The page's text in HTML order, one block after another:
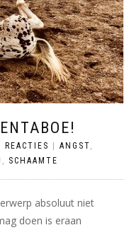
REACTIES | ANGST
SCHAAMTE
absoluut niet
doen is eraan